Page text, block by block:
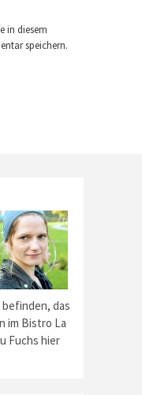
in diesem
speichern.
das
im Bistro La
Fuchs hier